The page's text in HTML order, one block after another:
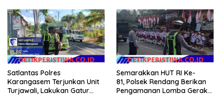
Tihingan
Satlantas Polres
Karangasem Terjunkan Unit
Turjawali, Lakukan Gatur
Semarakkan HUT RI Ke-
81, Polsek Rendang Berikan
Pengamanan Lomba Gerak